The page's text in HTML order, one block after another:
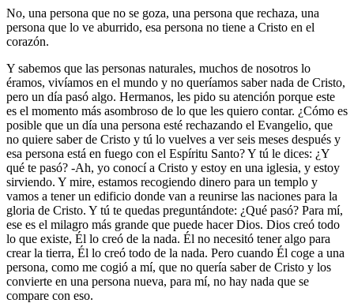
No, una persona que no se goza, una persona que rechaza, una
persona que lo ve aburrido, esa persona no tiene a Cristo en el
corazón.
Y sabemos que las personas naturales, muchos de nosotros lo
éramos, vivíamos en el mundo y no queríamos saber nada de Cristo,
pero un día pasó algo. Hermanos, les pido su atención porque este
es el momento más asombroso de lo que les quiero contar. ¿Cómo es
posible que un día una persona esté rechazando el Evangelio, que
no quiere saber de Cristo y tú lo vuelves a ver seis meses después y
esa persona está en fuego con el Espíritu Santo? Y tú le dices: ¿Y
qué te pasó? -Ah, yo conocí a Cristo y estoy en una iglesia, y estoy
sirviendo. Y mire, estamos recogiendo dinero para un templo y
vamos a tener un edificio donde van a reunirse las naciones para la
gloria de Cristo. Y tú te quedas preguntándote: ¿Qué pasó? Para mí,
ese es el milagro más grande que puede hacer Dios. Dios creó todo
lo que existe, Él lo creó de la nada. Él no necesitó tener algo para
crear la tierra, Él lo creó todo de la nada. Pero cuando Él coge a una
persona, como me cogió a mí, que no quería saber de Cristo y los
convierte en una persona nueva, para mí, no hay nada que se
compare con eso.